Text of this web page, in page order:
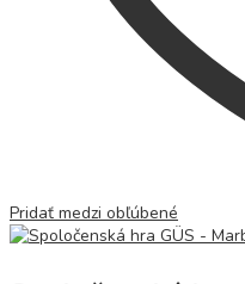
Pridať medzi obľúbené